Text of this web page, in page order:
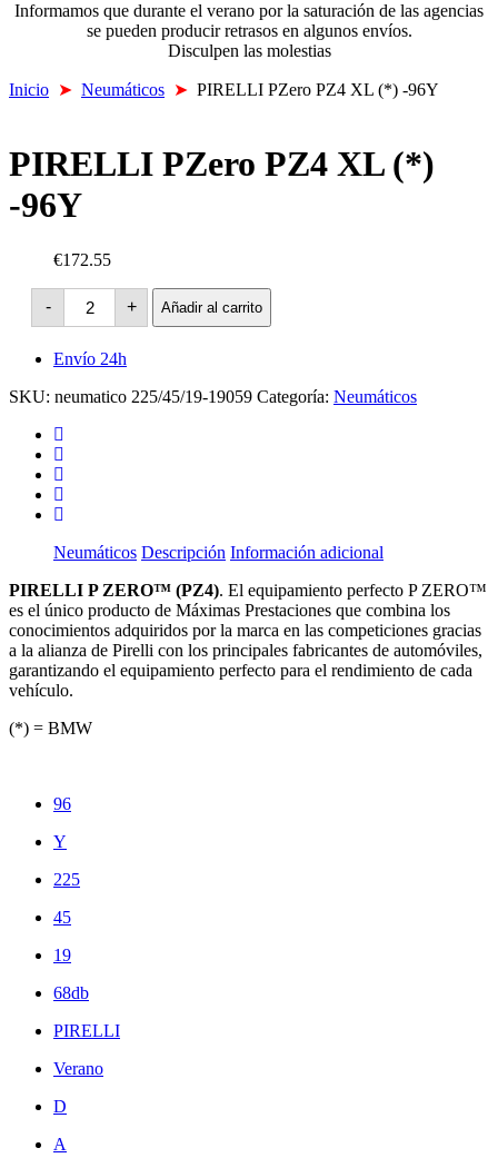
Informamos que durante el verano por la saturación de las agencias
se pueden producir retrasos en algunos envíos.
Disculpen las molestias
Inicio ➤ Neumáticos ➤ PIRELLI PZero PZ4 XL (*) -96Y
PIRELLI PZero PZ4 XL (*)
-96Y
€172.55
-
PIRELLI
PZero
PZ4
XL
(*)
cantidad
+ Añadir al carrito
Envío 24h
SKU: neumatico 225/45/19-19059 Categoría: Neumáticos
Neumáticos Descripción Información adicional
PIRELLI P ZERO™ (PZ4). El equipamiento perfecto P ZERO™
es el único producto de Máximas Prestaciones que combina los
conocimientos adquiridos por la marca en las competiciones gracias
a la alianza de Pirelli con los principales fabricantes de automóviles,
garantizando el equipamiento perfecto para el rendimiento de cada
vehículo.
(*) = BMW
96
Y
225
45
19
68db
PIRELLI
Verano
D
A